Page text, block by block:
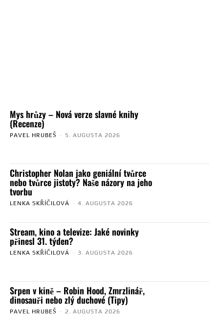
Mys hrůzy – Nová verze slavné knihy
(Recenze)
PAVEL HRUBEŠ - 5. AUGUSTA 2026
Christopher Nolan jako geniální tvůrce
nebo tvůrce jistoty? Naše názory na jeho
tvorbu
LENKA SKŘÍČILOVÁ - 4. AUGUSTA 2026
Stream, kino a televize: Jaké novinky
přinesl 31. týden?
LENKA SKŘÍČILOVÁ - 3. AUGUSTA 2026
Srpen v kině – Robin Hood, Zmrzlinář,
dinosauři nebo zlý duchové (Tipy)
PAVEL HRUBEŠ - 2. AUGUSTA 2026